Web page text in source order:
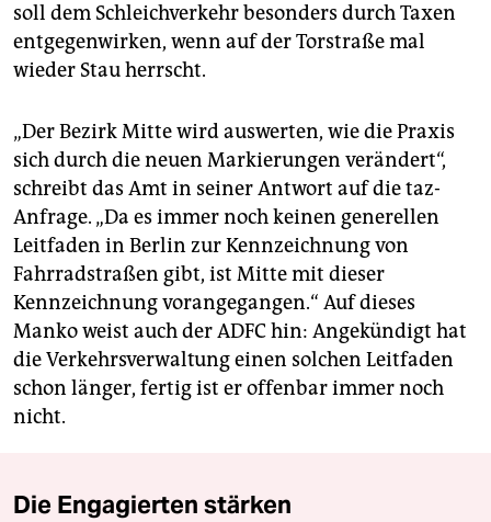
soll dem Schleichverkehr besonders durch Taxen
entgegenwirken, wenn auf der Torstraße mal
wieder Stau herrscht.
„Der Bezirk Mitte wird auswerten, wie die Praxis
sich durch die neuen Markierungen verändert“,
schreibt das Amt in seiner Antwort auf die taz-
Anfrage. „Da es immer noch keinen generellen
Leitfaden in Berlin zur Kennzeichnung von
Fahrradstraßen gibt, ist Mitte mit dieser
Kennzeichnung vorangegangen.“ Auf dieses
Manko weist auch der ADFC hin: Angekündigt hat
die Verkehrsverwaltung einen solchen Leitfaden
schon länger, fertig ist er offenbar immer noch
nicht.
Die Engagierten stärken